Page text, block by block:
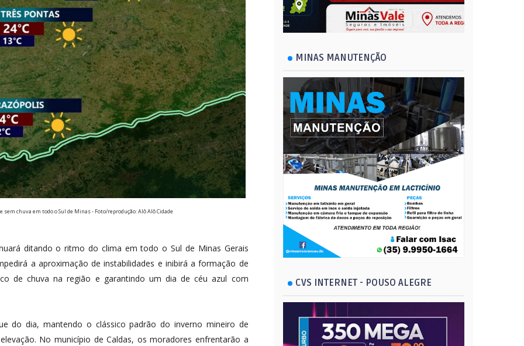
chuva em todo o Sul de Minas - Foto/reprodução: Alô Alô Cidade
ditando o ritmo do clima em todo o Sul de Minas Gerais
a aproximação de instabilidades e inibirá a formação de
de chuva na região e garantindo um dia de céu azul com
do dia, mantendo o clássico padrão do inverno mineiro de
No município de Caldas, os moradores enfrentarão a
MINAS MANUTENÇÃO
CVS INTERNET - POUSO ALEGRE